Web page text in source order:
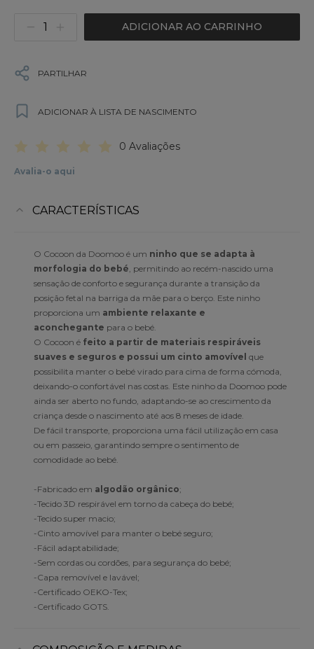
ADICIONAR AO CARRINHO
PARTILHAR
ADICIONAR À LISTA DE NASCIMENTO
0 Avaliações
Avalia-o aqui
CARACTERÍSTICAS
O Cocoon da Doomoo é um ninho que se adapta à
morfologia do bebé , permitindo ao recém-nascido uma
sensação de conforto e segurança durante a transição da
posição fetal na barriga da mãe para o berço. Este ninho
proporciona um ambiente relaxante e
aconchegante para o bebé.
O Cocoon é feito a partir de materiais respiráveis
suaves e seguros e possui um cinto amovível que
possibilita manter o bebé virado para cima de forma cómoda,
deixando-o confortável nas costas. Este ninho da Doomoo pode
ainda ser aberto no fundo, adaptando-se ao crescimento da
criança desde o nascimento até aos 8 meses de idade.
De fácil transporte, proporciona uma fácil utilização em casa
ou em passeio, garantindo sempre o sentimento de
comodidade ao bebé.
-Fabricado em algodão orgânico;
-Tecido 3D respirável em torno da cabeça do bebé;
-Tecido super macio;
-Cinto amovível para manter o bebé seguro;
-Fácil adaptabilidade;
-Sem cordas ou cordões, para segurança do bebé;
-Capa removível e lavável;
-Certificado OEKO-Tex;
-Certificado GOTS.